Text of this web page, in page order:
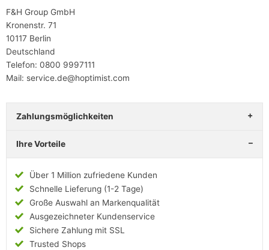
F&H Group GmbH
Kronenstr. 71
10117 Berlin
Deutschland
Telefon: 0800 9997111
Mail: service.de@hoptimist.com
Zahlungsmöglichkeiten
Ihre Vorteile
Über 1 Million zufriedene Kunden
Schnelle Lieferung (1-2 Tage)
Große Auswahl an Markenqualität
Ausgezeichneter Kundenservice
Sichere Zahlung mit SSL
Trusted Shops